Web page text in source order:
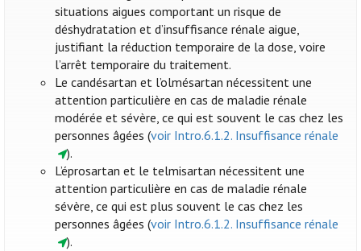
situations aigues comportant un risque de
déshydratation et d’insuffisance rénale aigue,
justifiant la réduction temporaire de la dose, voire
l’arrêt temporaire du traitement.
Le candésartan et l’olmésartan nécessitent une
attention particulière en cas de maladie rénale
modérée et sévère, ce qui est souvent le cas chez les
personnes âgées (voir Intro.6.1.2. Insuffisance rénale
).
L’éprosartan et le telmisartan nécessitent une
attention particulière en cas de maladie rénale
sévère, ce qui est plus souvent le cas chez les
personnes âgées (voir Intro.6.1.2. Insuffisance rénale
).